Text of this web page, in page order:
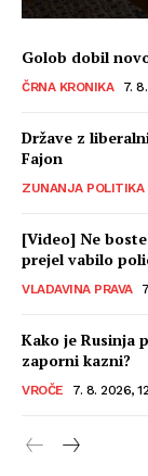
Golob dobil
ČRNA KRONIKA 7.
Države z
Fajon
ZUNANJA POLITIKA
[Video] Ne
prejel vabilo
VLADAVINA PRAVA
Kako je Rusinja
zaporni kazni?
VROČE 7. 8. 2026,